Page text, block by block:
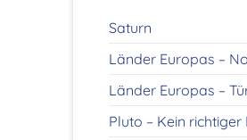
Saturn
Länder Europas –
Länder Europas –
Pluto – Kein richtiger